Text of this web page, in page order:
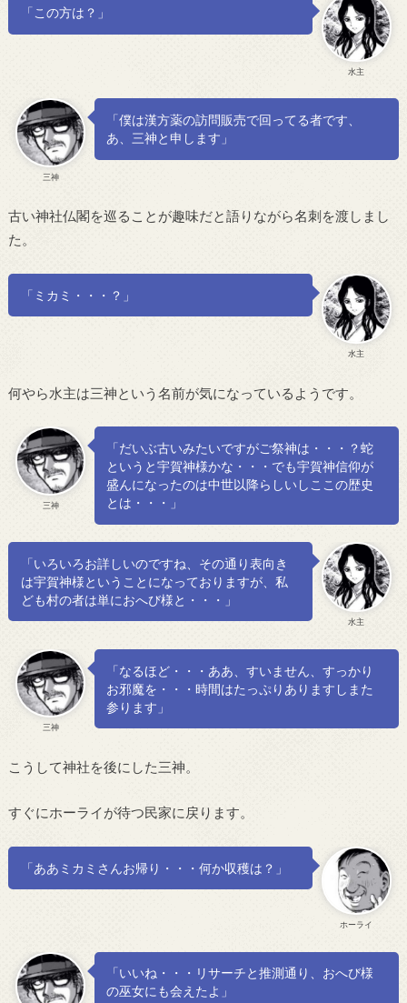
水主
「この方は？」
三神
「僕は漢方薬の訪問販売で回ってる者です、
あ、三神と申します」
古い神社仏閣を巡ることが趣味だと語りながら名刺を渡しまし
た。
水主
「ミカミ・・・？」
何やら水主は三神という名前が気になっているようです。
三神
「だいぶ古いみたいですがご祭神は・・・？蛇
というと宇賀神様かな・・・でも宇賀神信仰が
盛んになったのは中世以降らしいしここの歴史
とは・・・」
水主
「いろいろお詳しいのですね、その通り表向き
は宇賀神様ということになっておりますが、私
ども村の者は単におへび様と・・・」
三神
「なるほど・・・ああ、すいません、すっかり
お邪魔を・・・時間はたっぷりありますしまた
参ります」
こうして神社を後にした三神。
すぐにホーライが待つ民家に戻ります。
ホーライ
「ああミカミさんお帰り・・・何か収穫は？」
「いいね・・・リサーチと推測通り、おへび様
の巫女にも会えたよ」